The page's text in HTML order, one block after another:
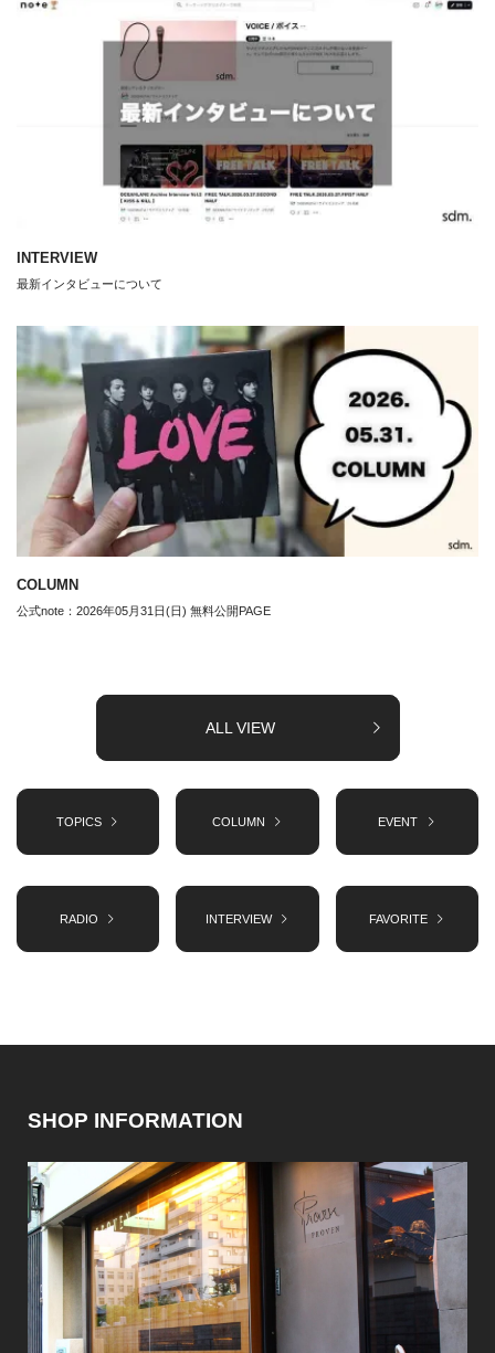
INTERVIEW
最新インタビューについて
COLUMN
公式note：2026年05月31日(日) 無料公開PAGE
ALL VIEW
TOPICS COLUMN EVENT
RADIO INTERVIEW FAVORITE
SHOP INFORMATION